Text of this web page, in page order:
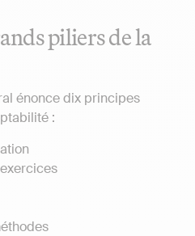
piliers de la
énonce dix principes
: